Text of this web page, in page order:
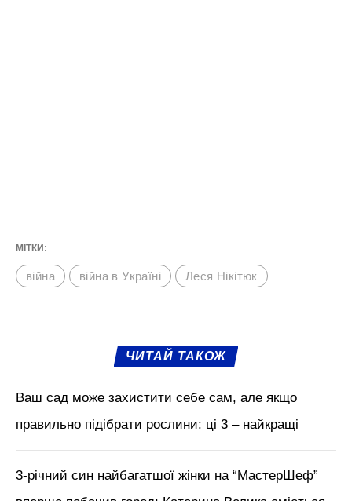
МІТКИ:
війна війна в Україні Леся Нікітюк
ЧИТАЙ ТАКОЖ
Ваш сад може захистити себе сам, але якщо
правильно підібрати рослини: ці 3 – найкращі
3-річний син найбагатшої жінки на “МастерШеф”